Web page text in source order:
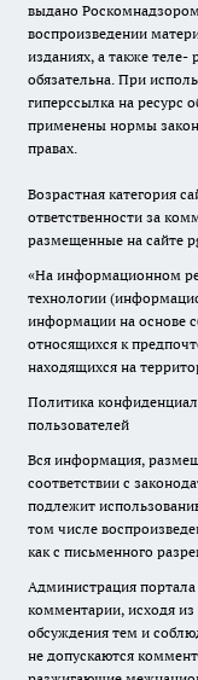
выдано
воспроизведении
изданиях, а также теле-
обязательна. При
гиперссылка на ресурс
применены нормы
правах.
Возрастная категория
ответственности за
размещенные на сайте
«На информационном
технологии
информации на основе
относящихся к
находящихся на
Политика
пользователей
Вся информация,
соответствии с
подлежит
том числе
как с письменного
Администрация портала
комментарии, исходя из
обсуждения тем и
не допускаются